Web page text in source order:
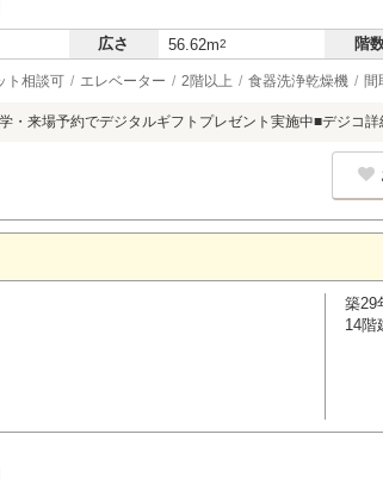
広さ 56.62m2 階
ト相談可 エレベーター 2階以上 食器洗浄乾燥機 間
・来場予約でデジタルギフトプレゼント実施中■デジコ詳
築29
14階